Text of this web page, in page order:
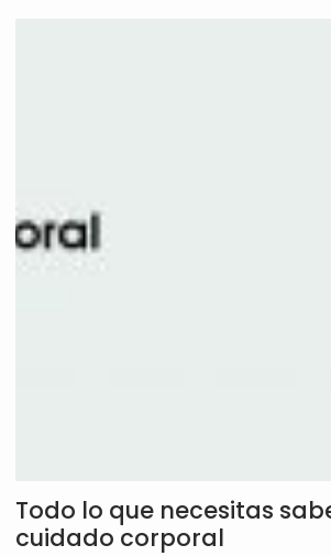
Todo lo que necesitas
cuidado corporal